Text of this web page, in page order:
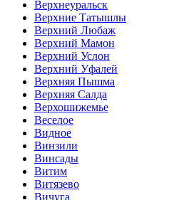
Верхнеуральск
Верхние Татышлы
Верхний Любаж
Верхний Мамон
Верхний Услон
Верхний Уфалей
Верхняя Пышма
Верхняя Салда
Верхошижемье
Веселое
Видное
Винзили
Винсады
Витим
Витязево
Вичуга